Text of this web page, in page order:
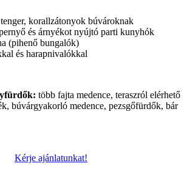
korallzátonyok búvároknak
és árnyékot nyújtó parti kunyhók
(pihenő bungalók)
és harapnivalókkal
több fajta medence, teraszról elérhető
búvárgyakorló medence, pezsgőfürdők, bár
Kérje ajánlatunkat!